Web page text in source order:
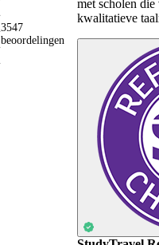
3547
beoordelingen
met scholen
kwalitatieve